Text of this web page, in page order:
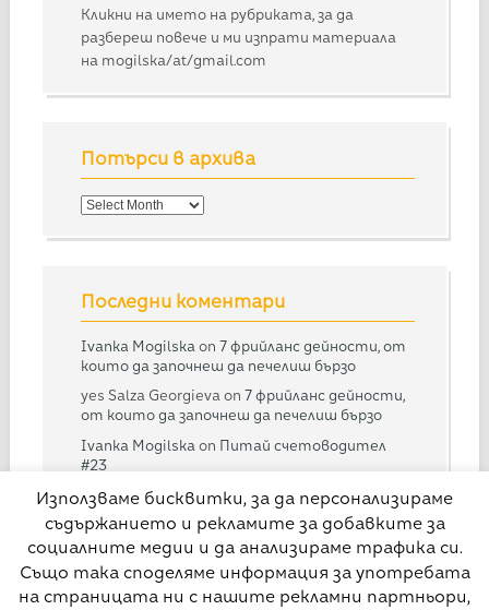
Кликни на името на рубриката, за да
разбереш повече и ми изпрати материала
на mogilska/at/gmail.com
Потърси в архива
Потърси
Последни коментари
Ivanka Mogilska on7 фрийланс дейности, от
които да започнеш да печелиш бързо
yes Salza Georgieva on7 фрийланс дейности,
от които да започнеш да печелиш бързо
Ivanka Mogilska on Питай счетоводител
#23
ДаринаonПитай счетоводител #23
Ivanka Mogilska onПитай счетоводител
#28
Използваме бисквитки, за да персонализираме
съдържанието и рекламите за добавките за
социалните медии и да анализираме трафика си.
Също така споделяме информация за употребата
на страницата ни с нашите рекламни партньори,